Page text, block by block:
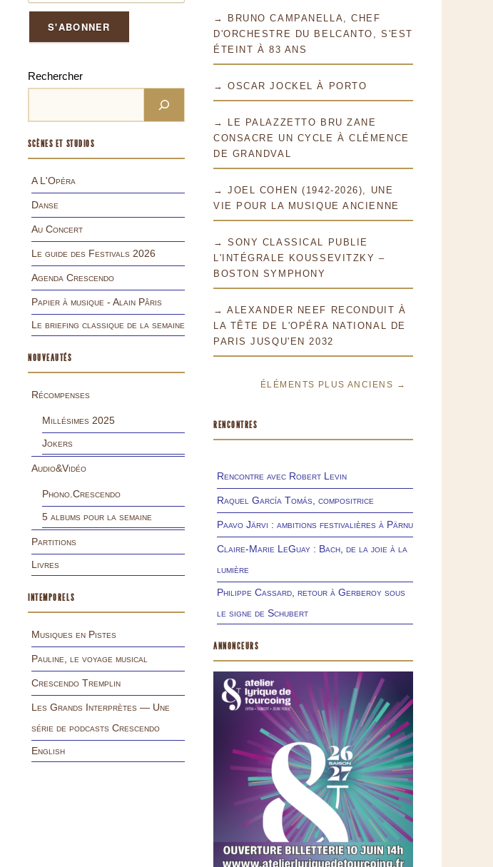
Rechercher
SCÈNES ET STUDIOS
A L'Opéra
Danse
Au Concert
Le guide des Festivals 2026
Agenda Crescendo
Papier à musique - Alain Pâris
Le briefing classique de la semaine
NOUVEAUTÉS
Récompenses
Millésimes 2025
Jokers
Audio&Vidéo
Phono.Crescendo
5 albums pour la semaine
Partitions
Livres
INTEMPORELS
Musiques en Pistes
Pauline, le voyage musical
Crescendo Tremplin
Les Grands Interprètes — Une
série de podcasts Crescendo
English
→ BRUNO CAMPANELLA, CHEF
D'ORCHESTRE DU BELCANTO, S'EST
ÉTEINT À 83 ANS
→ OSCAR JOCKEL À PORTO
→ LE PALAZZETTO BRU ZANE
CONSACRE UN CYCLE À CLÉMENCE
DE GRANDVAL
→ JOEL COHEN (1942-2026), UNE
VIE POUR LA MUSIQUE ANCIENNE
→ SONY CLASSICAL PUBLIE
L'INTÉGRALE KOUSSEVITZKY –
BOSTON SYMPHONY
→ ALEXANDER NEEF RECONDUIT À
LA TÊTE DE L'OPÉRA NATIONAL DE
PARIS JUSQU'EN 2032
ÉLÉMENTS PLUS ANCIENS →
RENCONTRES
Rencontre avec Robert Levin
Raquel García Tomás, compositrice
Paavo Järvi : ambitions festivalières à Pärnu
Claire-Marie LeGuay : Bach, de la joie à la
lumière
Philippe Cassard, retour à Gerberoy sous
le signe de Schubert
ANNONCEURS